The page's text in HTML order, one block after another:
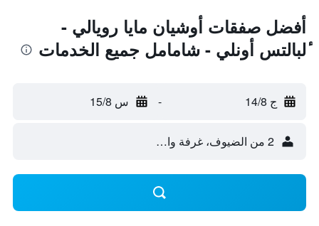
أفضل صفقات أوشيان مايا رويالي -
ٔلبالتس أونلي - شامامل جميع الخدمات
ج 14/8 - س 15/8
2 من الضيوف، غرفة واحدة